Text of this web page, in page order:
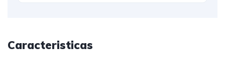
Caracteristicas